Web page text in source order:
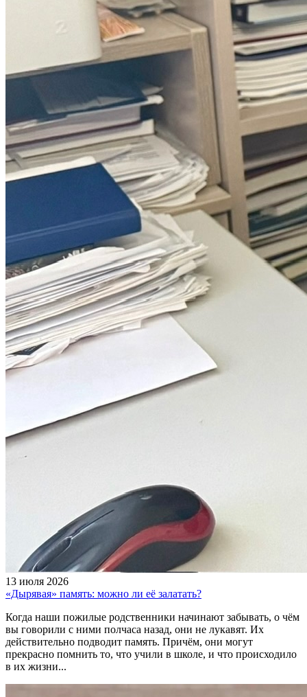
13 июля 2026
«Дырявая» память: можно ли её залатать?
Когда наши пожилые родственники начинают забывать, о чём
вы говорили с ними полчаса назад, они не лукавят. Их
действительно подводит память. Причём, они могут
прекрасно помнить то, что учили в школе, и что происходило
в их жизни...